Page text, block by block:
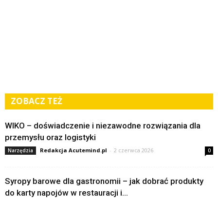
ZOBACZ TEŻ
WIKO – doświadczenie i niezawodne rozwiązania dla
przemysłu oraz logistyki
Narzędzia Redakcja Acutemind.pl - 2 czerwca 2026 0
Syropy barowe dla gastronomii – jak dobrać produkty
do karty napojów w restauracji i...